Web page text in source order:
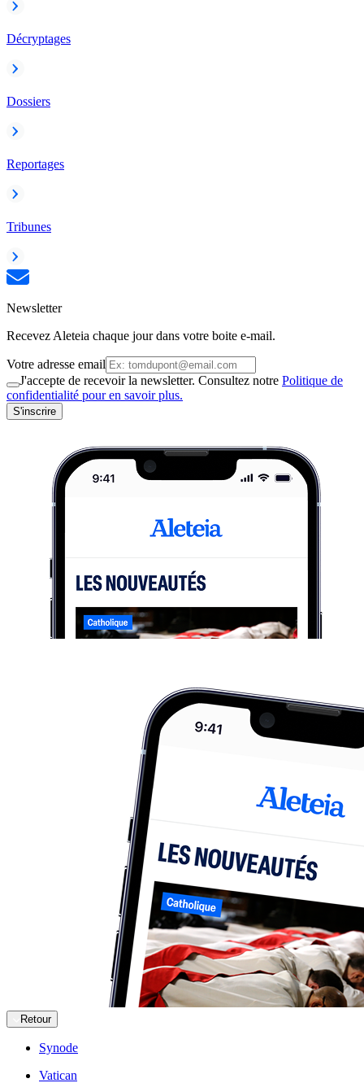
Décryptages
Dossiers
Reportages
Tribunes
Newsletter
Recevez Aleteia chaque jour dans votre boite e-mail.
Votre adresse email
J'accepte de recevoir la newsletter. Consultez notre Politique de
confidentialité pour en savoir plus.
S'inscrire
Retour
Synode
Vatican